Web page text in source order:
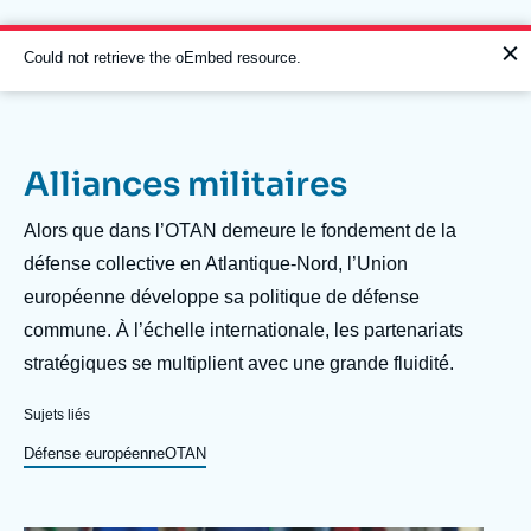
au
contenu
principal
Navigation
principale
L'Ifri
Analyses
Événements
À propos de l'Ifri
L'Ifri en bref
Recherches fréquentes
Message
d'erreur
Could not retrieve the oEmbed resource.
Alliances militaires
Description
Alors que dans l’OTAN demeure le fondement de la
défense collective en Atlantique-Nord, l’Union
européenne développe sa politique de défense
commune. À l’échelle internationale, les partenariats
stratégiques se multiplient avec une grande fluidité.
Sujets liés
Défense européenneOTAN